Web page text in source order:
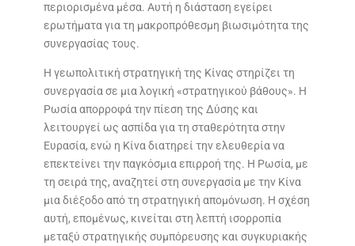
περιορισμένα μέσα. Αυτή η διάσταση εγείρει
ερωτήματα για τη μακροπρόθεσμη βιωσιμότητα της
συνεργασίας τους.
Η γεωπολιτική στρατηγική της Κίνας στηρίζει τη
συνεργασία σε μια λογική «στρατηγικού βάθους». Η
Ρωσία απορροφά την πίεση της Δύσης και
λειτουργεί ως ασπίδα για τη σταθερότητα στην
Ευρασία, ενώ η Κίνα διατηρεί την ελευθερία να
επεκτείνει την παγκόσμια επιρροή της. Η Ρωσία, με
τη σειρά της, αναζητεί στη συνεργασία με την Κίνα
μια διέξοδο από τη στρατηγική απομόνωση. Η σχέση
αυτή, επομένως, κινείται στη λεπτή ισορροπία
μεταξύ στρατηγικής συμπόρευσης και συγκυριακής